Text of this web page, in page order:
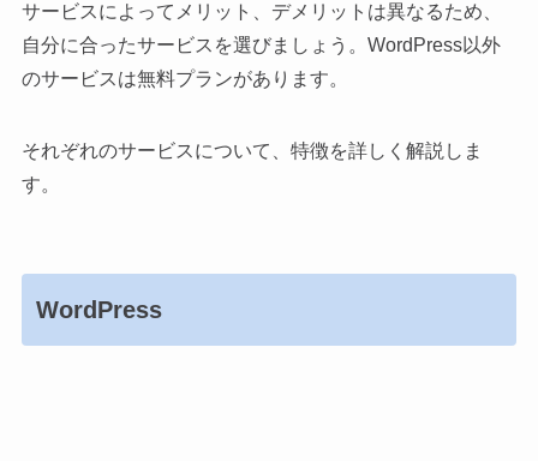
サービスによってメリット、デメリットは異なるため、
自分に合ったサービスを選びましょう。WordPress以外
のサービスは無料プランがあります。
それぞれのサービスについて、特徴を詳しく解説しま
す。
WordPress